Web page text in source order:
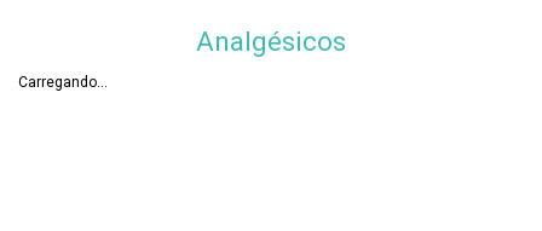
Analgésicos
Carregando...